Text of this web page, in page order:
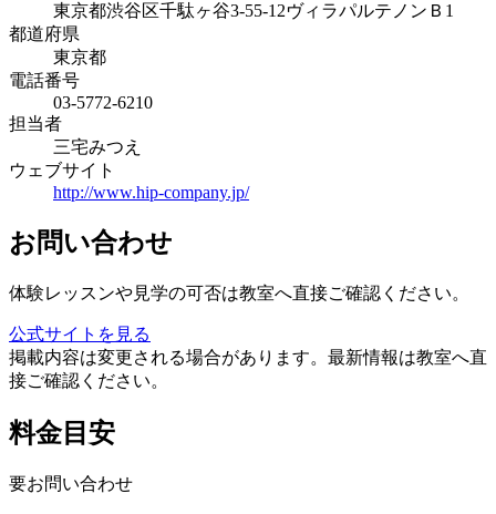
東京都渋谷区千駄ヶ谷3-55-12ヴィラパルテノンＢ1
都道府県
東京都
電話番号
03-5772-6210
担当者
三宅みつえ
ウェブサイト
http://www.hip-company.jp/
お問い合わせ
体験レッスンや見学の可否は教室へ直接ご確認ください。
公式サイトを見る
掲載内容は変更される場合があります。最新情報は教室へ直
接ご確認ください。
料金目安
要お問い合わせ